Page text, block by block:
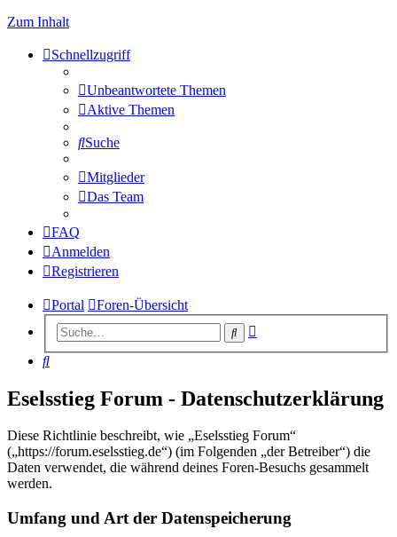
Zum Inhalt
Schnellzugriff
Unbeantwortete Themen
Aktive Themen
Suche
Mitglieder
Das Team
FAQ
Anmelden
Registrieren
Portal Foren-Übersicht
Suche
Suche
Eselsstieg Forum - Datenschutzerklärung
Diese Richtlinie beschreibt, wie „Eselsstieg Forum“
(„https://forum.eselsstieg.de“) (im Folgenden „der Betreiber“) die
Daten verwendet, die während deines Foren-Besuchs gesammelt
werden.
Umfang und Art der Datenspeicherung